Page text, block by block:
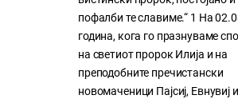
пофалби те славиме.“ 1 На
година, кога го празнуваме
на светиот пророк Илија и на
преподобните пречистански
новомаченици Пајсиј, Евнувиј и